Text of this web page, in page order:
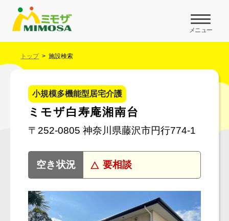
メニュー
トップ 施設検索
小規模多機能型居宅介護
ミモザ白寿庵湘南台
〒252-0805 神奈川県藤沢市円行774-1
空き状況 要相談